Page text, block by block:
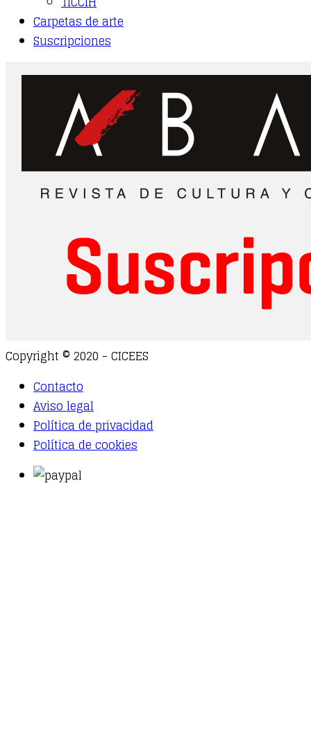
Carpetas de arte
Suscripciones
Copyright © 2020 - CICEES
Contacto
Aviso legal
Política de privacidad
Política de cookies